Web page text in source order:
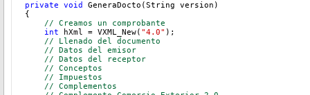
private void
GeneraDocto(String version)
{
// Creamos un comprobante
int hXml = VXML_New( "4.0" );
// Llenado del documento
// Datos del emisor
// Datos del receptor
// Conceptos
    // Impuestos
// Complementos